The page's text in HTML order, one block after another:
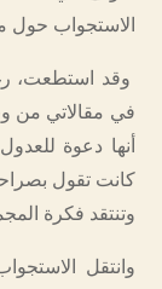
الاستجواب حول
وقد استطعت،
في مقالاتي من
أنها دعوة
كانت تقول
وتنتقد فكرة
وانتقل